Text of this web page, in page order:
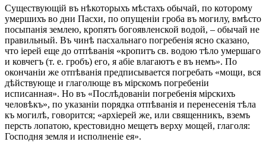
Существующій въ нѣкоторыхъ мѣстахъ обычай, по которому
умершихъ во дни Пасхи, по опущеніи гроба въ могилу, вмѣсто
посыпанія землею, кропятъ богоявленской водой, – обычай не
правильный. Въ чинѣ пасхальнаго погребенія ясно сказано,
что іерей еще до отпѣванія «кропитъ св. водою тѣло умершаго
и ковчегъ (т. е. гробъ) его, я абіе влагаютъ е въ немъ». По
окончаніи же отпѣванія предписывается погребать «мощи, вся
дѣйствующе и глаголюще въ мірскомъ погребеніи
исписанная». Но въ «Послѣдованіи погребенія мірскихъ
человѣкъ», по указаніи порядка отпѣванія и перенесенія тѣла
къ могилѣ, говорится; «архіерей же, или священникъ, вземъ
персть лопатою, крестовидно мещетъ верху мощей, глаголя:
Господня земля и исполненіе ея».